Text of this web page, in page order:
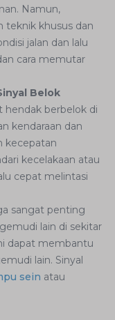
Namun,
teknik khusus dan
jalan dan lalu
cara memutar
Belok
hendak berbelok di
kendaraan dan
kecepatan
kecelakaan atau
cepat melintasi
sangat penting
lain di sekitar
dapat membantu
lain. Sinyal
sein atau